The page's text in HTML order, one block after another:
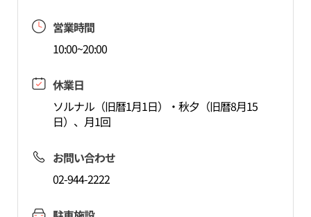
営業時間
10:00~20:00
休業日
ソルナル（旧暦1月1日）・秋夕（旧暦8月15
日）、月1回
お問い合わせ
02-944-2222